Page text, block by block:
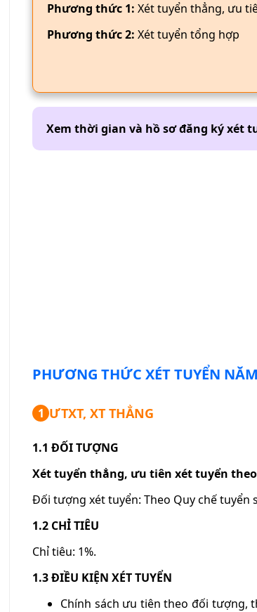
Phương thức 1: Xét tuyển thẳng, ưu
Phương thức 2: Xét tuyển tổng hợp
Xem thời gian và hồ sơ đăng ký xét
PHƯƠNG THỨC XÉT TUYỂN NĂM
1 ƯTXT, XT THẲNG
1.1 ĐỐI TƯỢNG
Xét tuyển thẳng, ưu tiên xét tuyển
Đối tượng xét tuyển: Theo Quy chế tuyển
1.2 CHỈ TIÊU
Chỉ tiêu: 1%.
1.3 ĐIỀU KIỆN XÉT TUYỂN
Chính sách ưu tiên theo đối tượng,